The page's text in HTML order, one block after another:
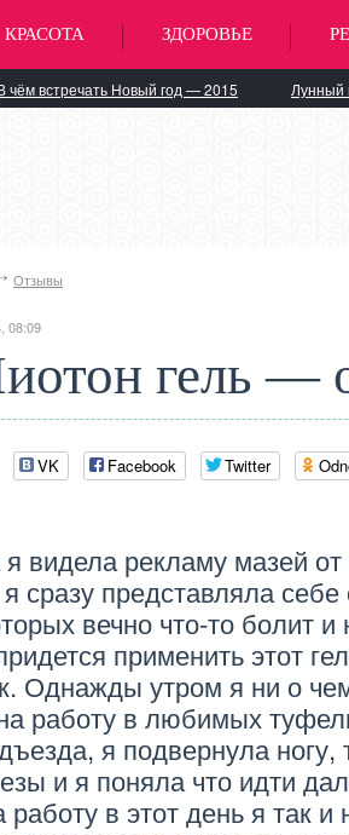
КРАСОТА ЗДОРОВЬЕ
чём встречать Новый год — 2015 Лунный
Отзывы
08:09
гель —
VK Facebook Twitter
видела рекламу мазей
сразу представляла
вечно что-то болит
применить этот
Однажды утром я ни о
работу в любимых
я подвернула ногу,
и я поняла что идти
в этот день я так и